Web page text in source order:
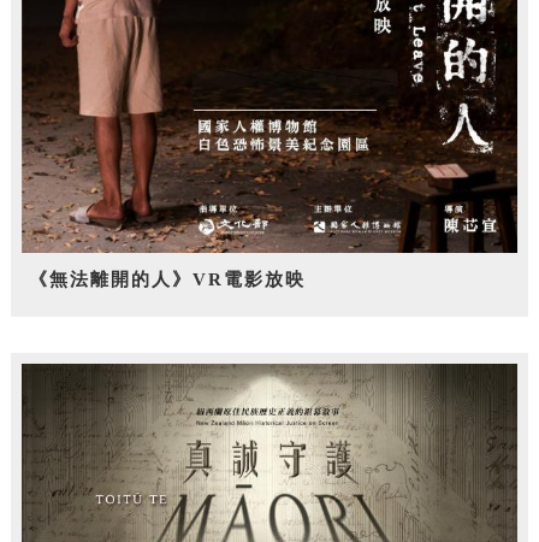
《無法離開的人》VR電影放映